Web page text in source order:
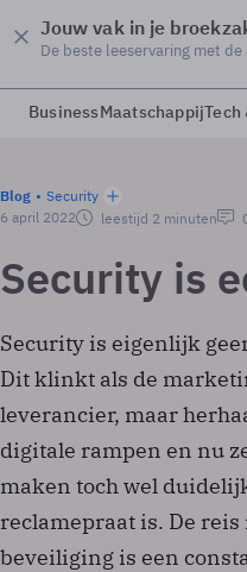
Jouw vak in je
De beste leeservaring met de
BusinessMaatschappijTech
Blog
Security
6 april 2022
leestijd 2 minuten
Security is
Security is eigenlijk
Dit klinkt als de
leverancier, maar
digitale rampen en nu
maken toch wel
reclamepraat is. De
beveiliging is een